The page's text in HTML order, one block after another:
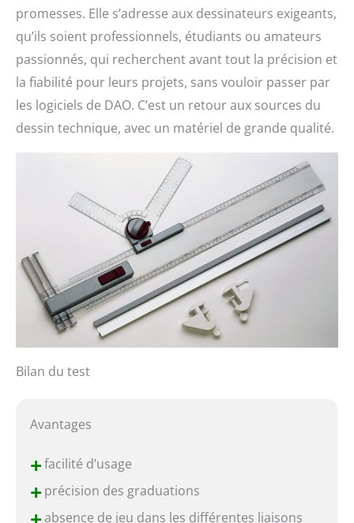
promesses. Elle s’adresse aux dessinateurs exigeants,
qu’ils soient professionnels, étudiants ou amateurs
passionnés, qui recherchent avant tout la précision et
la fiabilité pour leurs projets, sans vouloir passer par
les logiciels de DAO. C’est un retour aux sources du
dessin technique, avec un matériel de grande qualité.
Bilan du test
Avantages
+facilité d’usage
+précision des graduations
absence de jeu dans les différentes liaisons